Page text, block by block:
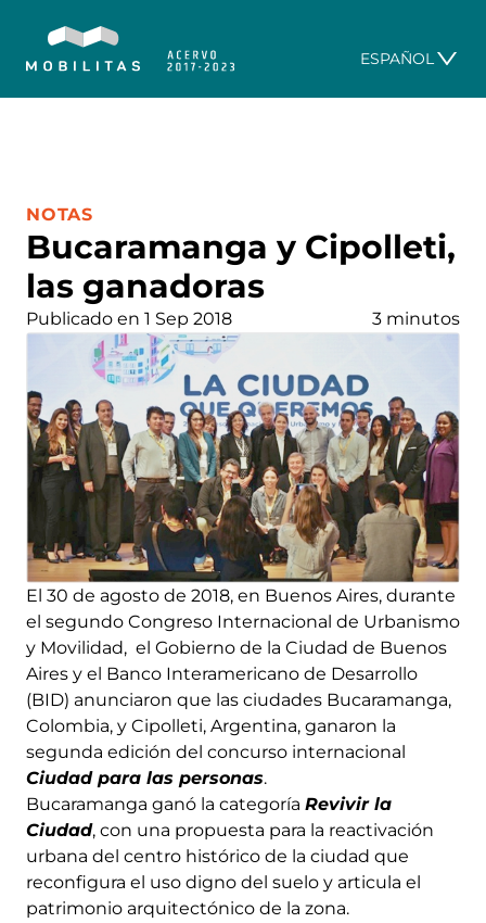
ESPAÑOL
Bucaramanga y Cipolleti,
las ganadoras
CATEGORÍA:
NOTAS
Publicado en 1 Sep 2018 3 minutos
El 30 de agosto de 2018, en Buenos Aires, durante
el segundo Congreso Internacional de Urbanismo
y Movilidad, el Gobierno de la Ciudad de Buenos
Aires y el Banco Interamericano de Desarrollo
(BID) anunciaron que las ciudades Bucaramanga,
Colombia, y Cipolleti, Argentina, ganaron la
segunda edición del concurso internacional
Ciudad para las personas.
Bucaramanga ganó la categoría Revivir la
Ciudad, con una propuesta para la reactivación
urbana del centro histórico de la ciudad que
reconfigura el uso digno del suelo y articula el
patrimonio arquitectónico de la zona.